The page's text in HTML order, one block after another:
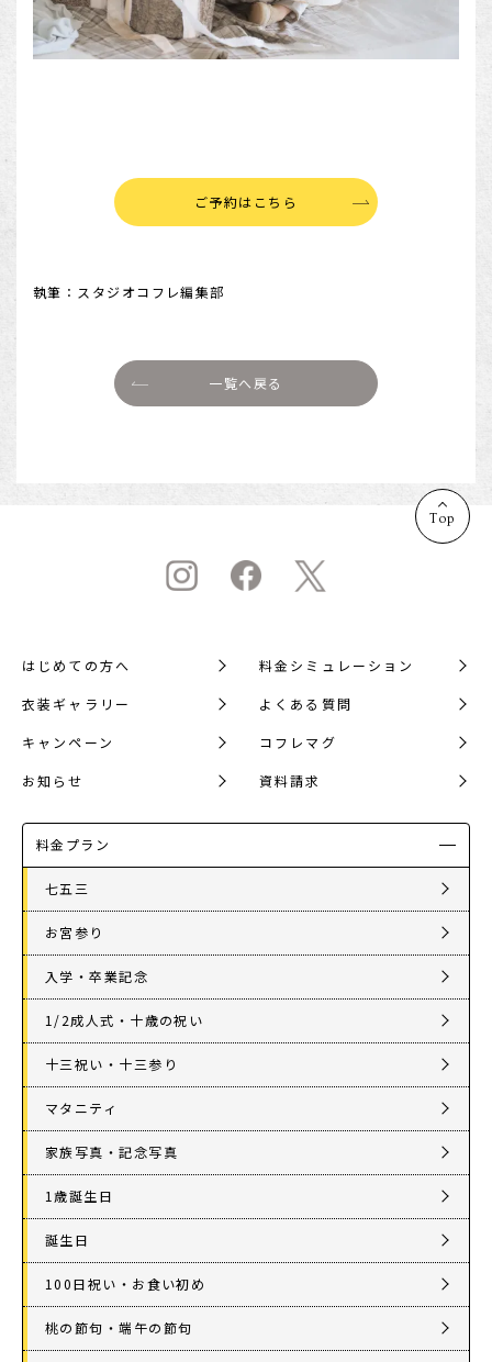
ご予約はこちら
執筆：スタジオコフレ編集部
一覧へ戻る
Top
はじめての方へ 料金シミュレーション
衣装ギャラリー よくある質問
キャンペーン コフレマグ
お知らせ 資料請求
料金プラン
七五三
お宮参り
入学・卒業記念
1/2成人式・十歳の祝い
十三祝い・十三参り
マタニティ
家族写真・記念写真
1歳誕生日
誕生日
100日祝い・お食い初め
桃の節句・端午の節句